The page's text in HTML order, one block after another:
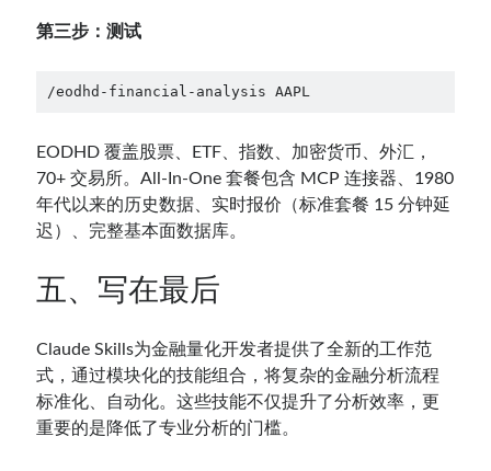
第三步：测试
/eodhd-financial-analysis AAPL
EODHD 覆盖股票、ETF、指数、加密货币、外汇，
70+ 交易所。All-In-One 套餐包含 MCP 连接器、1980
年代以来的历史数据、实时报价（标准套餐 15 分钟延
迟）、完整基本面数据库。
五、写在最后
Claude Skills为金融量化开发者提供了全新的工作范
式，通过模块化的技能组合，将复杂的金融分析流程
标准化、自动化。这些技能不仅提升了分析效率，更
重要的是降低了专业分析的门槛。